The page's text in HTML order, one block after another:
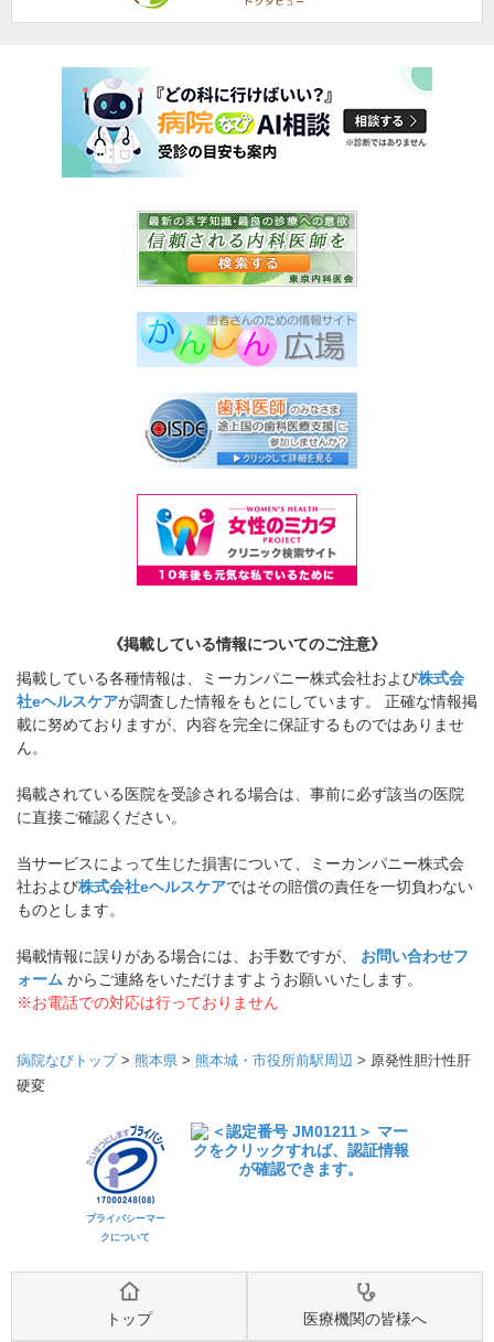
《掲載している情報についてのご注意》
掲載している各種情報は、ミーカンパニー株式会社および株式会
社eヘルスケアが調査した情報をもとにしています。 正確な情報掲
載に努めておりますが、内容を完全に保証するものではありませ
ん。
掲載されている医院を受診される場合は、事前に必ず該当の医院
に直接ご確認ください。
当サービスによって生じた損害について、ミーカンパニー株式会
社および株式会社eヘルスケアではその賠償の責任を一切負わない
ものとします。
掲載情報に誤りがある場合には、お手数ですが、 お問い合わせフ
ォーム からご連絡をいただけますようお願いいたします。
※お電話での対応は行っておりません
病院なびトップ> 熊本県 > 熊本城・市役所前駅周辺 > 原発性胆汁性肝
硬変
プライバシーマー
クについて
トップ 医療機関の皆様へ